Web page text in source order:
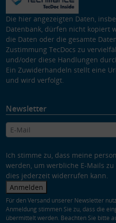
Die hier angezeigten Daten,
Datenbank, dürfen nicht kopiert
die Daten oder die gesamte
Zustimmung TecDocs zu
und/oder diese Handlungen
Ein Zuwiderhandeln stellt eine
und wird verfolgt.
Newsletter
Ich stimme zu, dass meine
werden, um werbliche E-Mails
dies jederzeit widerrufen kann.
Anmelden
Für den Versand unserer Newsletter
Anmeldung stimmen Sie zu, dass die
übermittelt werden. Beachten Sie bitte